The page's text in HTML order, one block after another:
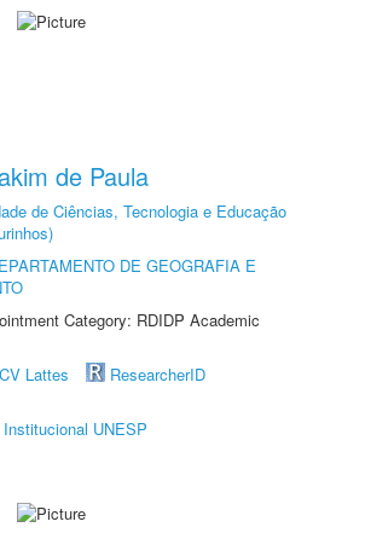
de Paula
de Ciências, Tecnologia e Educação
DE GEOGRAFIA E
Category: RDIDP Academic
CV Lattes
ResearcherID
UNESP